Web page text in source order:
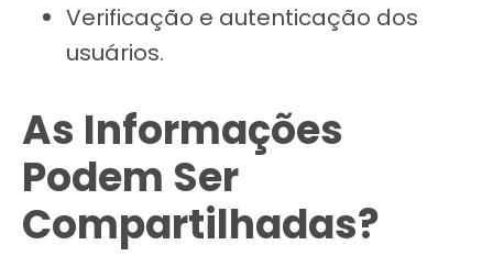
Verificação e autenticação dos
usuários.
As Informações
Podem Ser
Compartilhadas?